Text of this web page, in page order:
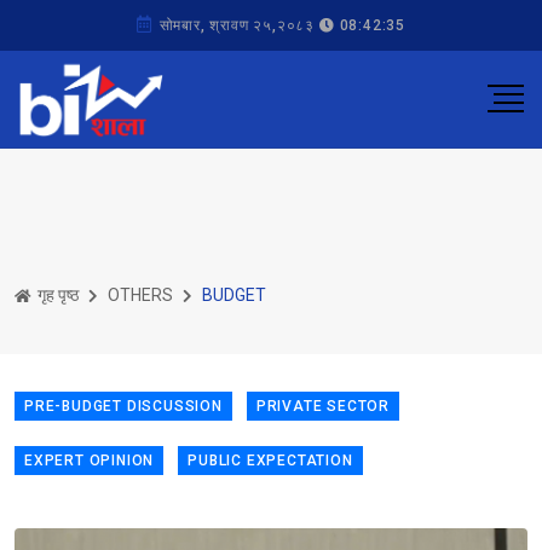
सोमबार, श्रावण २५,२०८३ 08:42:35
गृह पृष्ठ OTHERS BUDGET
PRE-BUDGET DISCUSSION PRIVATE SECTOR
EXPERT OPINION PUBLIC EXPECTATION